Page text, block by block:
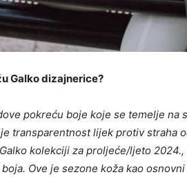
Galko dizajnerice?
pokreću boje koje se temelje
transparentnost lijek protiv straha
kolekciji za proljeće/ljeto 2024.,
boja. Ove je sezone koža kao